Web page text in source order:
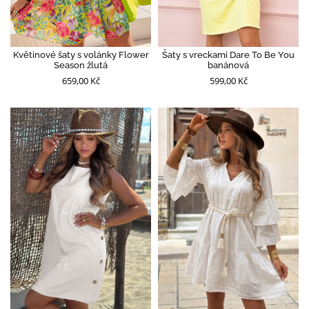
Květinové šaty s volánky Flower
Season žlutá
659,00 Kč
Šaty s vreckami Dare To Be You
banánová
599,00 Kč